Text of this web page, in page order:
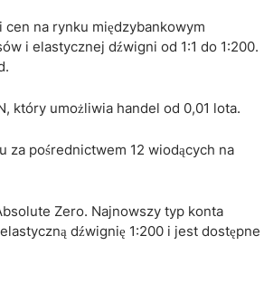
cen na rynku międzybankowym
i elastycznej dźwigni od 1:1 do 1:200.
który umożliwia handel od 0,01 lota.
pośrednictwem 12 wiodących na
Zero. Najnowszy typ konta
dźwignię 1:200 i jest dostępne